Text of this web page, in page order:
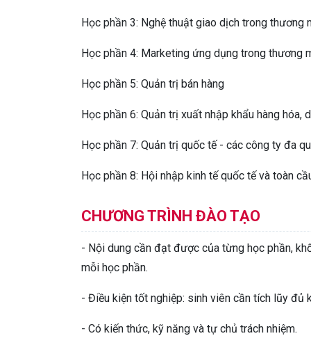
Học phần 3: Nghệ thuật giao dịch trong thương
Học phần 4: Marketing ứng dụng trong thương
Học phần 5: Quản trị bán hàng
Học phần 6: Quản trị xuất nhập khẩu hàng hóa,
Học phần 7: Quản trị quốc tế - các công ty đa
Học phần 8: Hội nhập kinh tế quốc tế và toàn
CHƯƠNG TRÌNH ĐÀO TẠO
- Nội dung cần đạt được của từng học phần,
mỗi học phần.
- Điều kiện tốt nghiệp: sinh viên cần tích lũy đủ
- Có kiến thức, kỹ năng và tự chủ trách nhiệm.